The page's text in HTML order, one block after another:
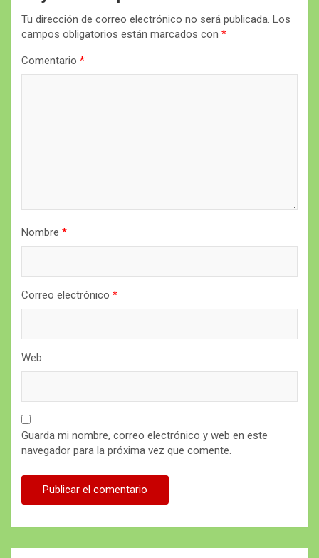
Tu dirección de correo electrónico no será publicada. Los
campos obligatorios están marcados con *
Comentario *
Nombre *
Correo electrónico *
Web
Guarda mi nombre, correo electrónico y web en este
navegador para la próxima vez que comente.